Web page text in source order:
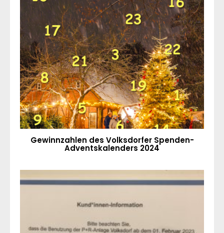
Gewinnzahlen des Volksdorfer Spenden-
Adventskalenders 2024